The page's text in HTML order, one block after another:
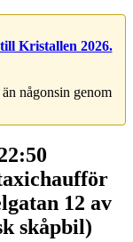
Kristallen 2026.
någonsin genom
12 av
skåpbil)